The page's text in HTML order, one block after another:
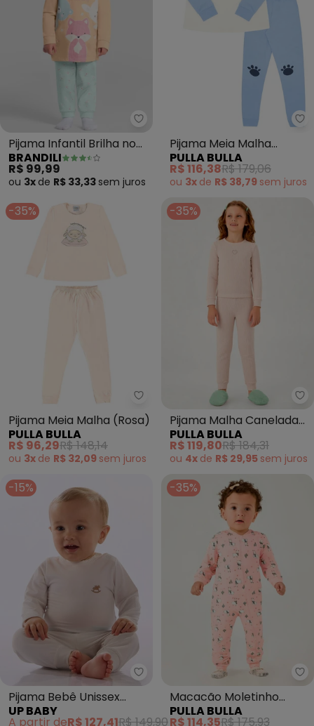
Brandili - Pijama Infantil Brilha
Pijama Infantil Brilha no
Escuro (Laranja)
BRANDILI
R$ 99,99
ou 3x de R$ 33,33 sem juros
Pijama Meia Malha
(Bege)
PULLA BULLA
R$ 116,38R$ 179,06
ou 3x de R$ 38,79 sem juros
-35%
Pulla Bulla - Pijama Meia Malha
Pijama Meia Malha (Rosa)
PULLA BULLA
R$ 96,29R$ 148,14
ou 3x de R$ 32,09 sem juros
-35%
Pijama Malha Canelada
(Rosa)
PULLA BULLA
R$ 119,80R$ 184,31
ou 4x de R$ 29,95 sem juros
-15%
Up Baby - Pijama Bebê
Pijama Bebê Unissex
Térmica Branco
UP BABY
A partir deR$ 127,41R$ 149,90
-35%
Macacão Moletinho
(Rosa)
PULLA BULLA
R$ 114,35R$ 175,93